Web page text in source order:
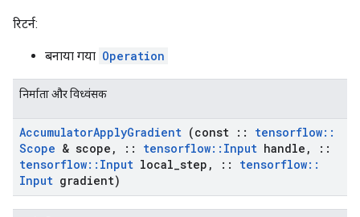
रिटर्न:
बनाया गया Operation
निर्माता और विध्वंसक
AccumulatorApplyGradient (const :: tensorflow::
Scope & scope , :: tensorflow:: Input handle ,
::
tensorflow:: Input local step , :: tensorflow::
Input gradient)